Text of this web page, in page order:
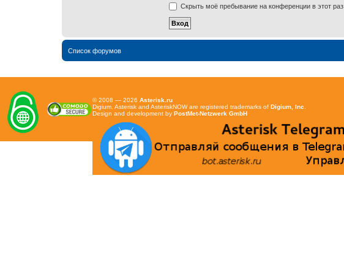
Скрыть моё пребывание на конференции в этот раз
Список форумов
© 2008 — 2026 Asterisk.ru
Digium, Asterisk and AsteriskNOW are registered trademarks of Digium, Inc.
Design and development by PostMet-Netzwerk GmbH